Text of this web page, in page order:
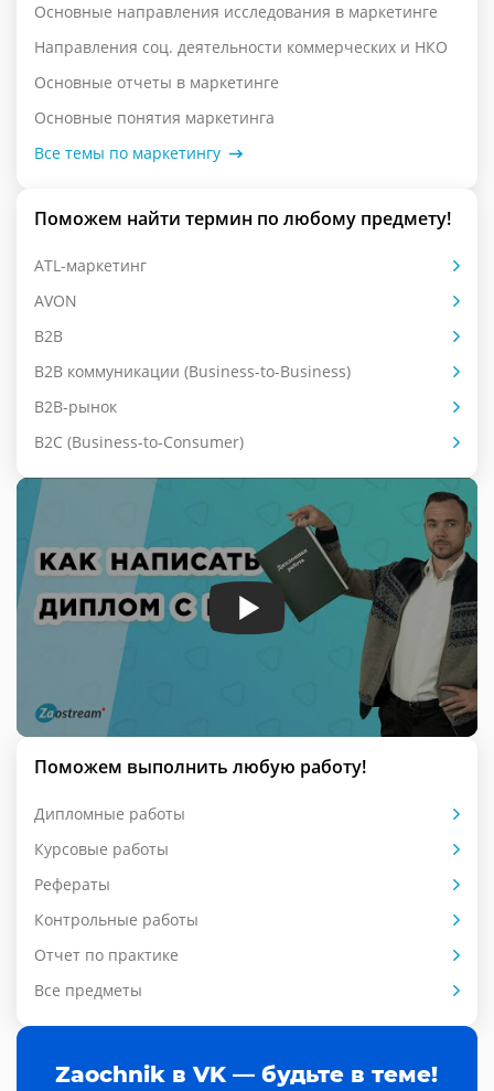
Основные направления исследования в маркетинге
Направления соц. деятельности коммерческих и НКО
Основные отчеты в маркетинге
Основные понятия маркетинга
Все темы по маркетингу
Поможем найти термин по любому предмету!
ATL-маркетинг
AVON
B2B
B2B коммуникации (Business-to-Business)
B2B-рынок
B2C (Business-to-Consumer)
Поможем выполнить любую работу!
Дипломные работы
Курсовые работы
Рефераты
Контрольные работы
Отчет по практике
Все предметы
Zaochnik в VK — будьте в теме!